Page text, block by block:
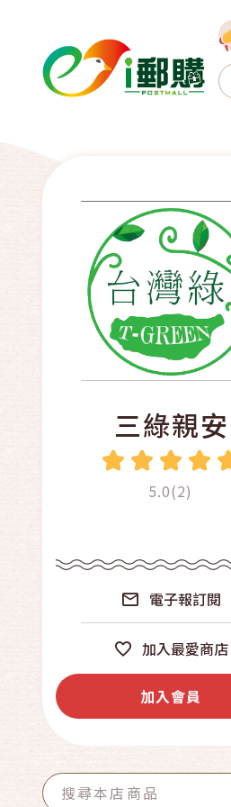
三綠親安
5.0(2)
電子報訂閱
加入最愛商店
加入會員